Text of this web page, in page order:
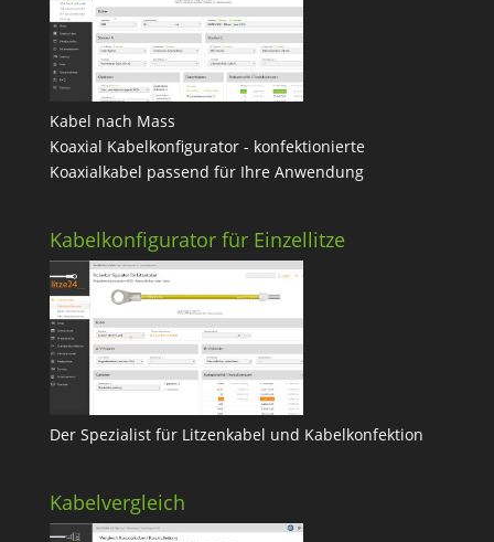
Kabel nach Mass
Koaxial Kabelkonfigurator - konfektionierte
Koaxialkabel passend für Ihre Anwendung
Kabelkonfigurator für Einzellitze
Der Spezialist für Litzenkabel und Kabelkonfektion
Kabelvergleich